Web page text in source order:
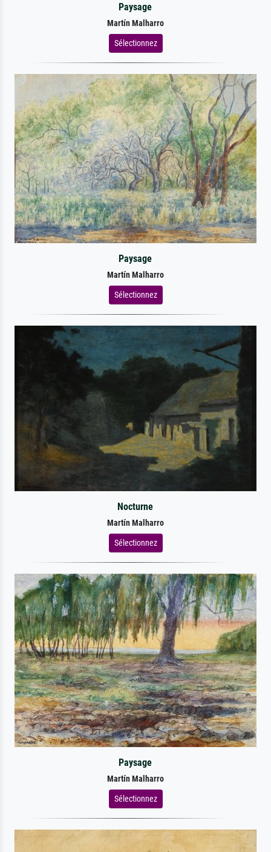
Paysage
Martín Malharro
Sélectionnez
Paysage
Martín Malharro
Sélectionnez
Nocturne
Martín Malharro
Sélectionnez
Paysage
Martín Malharro
Sélectionnez